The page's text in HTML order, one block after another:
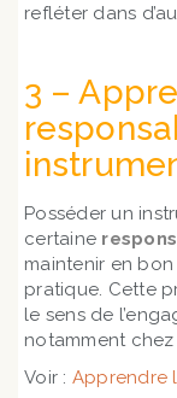
refléter dans
3 –
Posséder un
certaine
maintenir en
pratique. Cette
le sens de
notamment
Voir : Apprendre